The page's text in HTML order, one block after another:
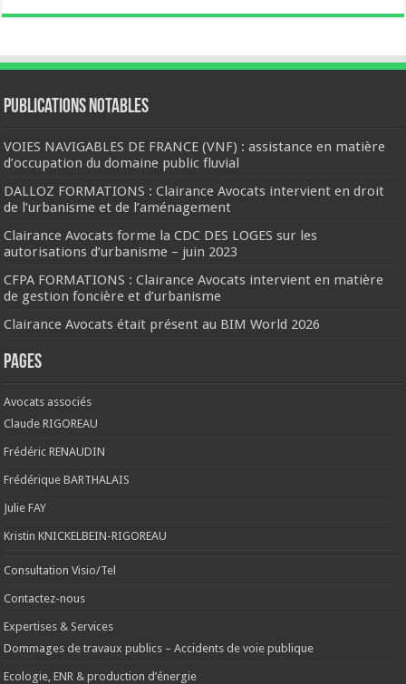
Publications notables
VOIES NAVIGABLES DE FRANCE (VNF) : assistance en matière
d’occupation du domaine public fluvial
DALLOZ FORMATIONS : Clairance Avocats intervient en droit
de l’urbanisme et de l’aménagement
Clairance Avocats forme la CDC DES LOGES sur les
autorisations d’urbanisme – juin 2023
CFPA FORMATIONS : Clairance Avocats intervient en matière
de gestion foncière et d’urbanisme
Clairance Avocats était présent au BIM World 2026
Pages
Avocats associés
Claude RIGOREAU
Frédéric RENAUDIN
Frédérique BARTHALAIS
Julie FAY
Kristin KNICKELBEIN-RIGOREAU
Consultation Visio/Tel
Contactez-nous
Expertises & Services
Dommages de travaux publics – Accidents de voie publique
Ecologie, ENR & production d’énergie